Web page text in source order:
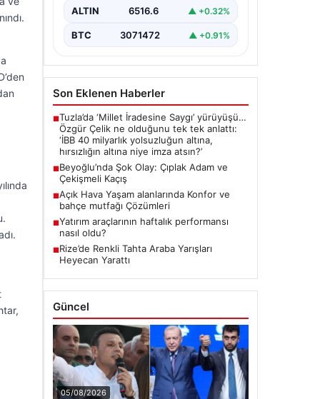
ALTIN 6516.6 ▲ +0.32%
BTC 3071472 ▲ +0.91%
Son Eklenen Haberler
■Tuzla’da ‘Millet İradesine Saygı’ yürüyüşü…
Özgür Çelik ne olduğunu tek tek anlattı:
‘İBB 40 milyarlık yolsuzluğun altına,
hırsızlığın altına niye imza atsın?’
■Beyoğlu’nda Şok Olay: Çıplak Adam ve
Çekişmeli Kaçış
■Açık Hava Yaşam alanlarında Konfor ve
bahçe mutfağı Çözümleri
■Yatırım araçlarının haftalık performansı
nasıl oldu?
■Rize’de Renkli Tahta Araba Yarışları
Heyecan Yarattı
Güncel
05/08/2026